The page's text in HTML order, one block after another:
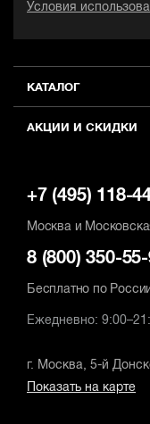
КАТАЛОГ
АКЦИИ И СКИДКИ
Условия
+7 (495) 118-
Москва и
8 (800) 350-55-
Бесплатно по
Ежедневно:
г. Москва, 5-й
Показать на карте